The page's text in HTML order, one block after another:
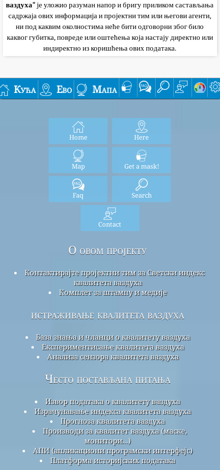
ваздуха"је уложио разуман напор и бригу приликом састављања
садржаја ових информација и пројектни тим или његови агенти,
ни под каквим околностима неће бити одговорни због било
каквог губитка, повреде или оштећења која настају директно или
индиректно из коришћења ових података.
Кућа Ево Мапа
Home Here
Map Get a mask!
Faq Search
Contact
О овом пројекту
Контактирајте пројектни тим за Светски индекс
квалитета ваздуха
Комплет за штампу и медије
истраживање квалитета ваздуха
База знања и чланци о квалитету ваздуха
Експериментисање квалитета ваздуха
Анализа сензора квалитета ваздуха
Често постављана питања
Извор података о квалитету ваздуха
Израчунавање индекса квалитета ваздуха
Прогноза квалитета ваздуха
Производи за квалитет ваздуха (маске,
монитори...)
АПИ (апликациони програмски интерфејс)
Платформа историјских података